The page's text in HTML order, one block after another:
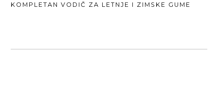
NEXT
KOMPLETAN VODIČ ZA LETNJE I ZIMSKE GUME